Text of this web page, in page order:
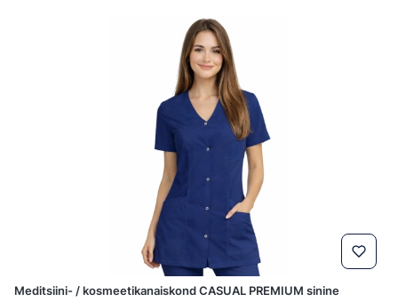
Meditsiini- / kosmeetikanaiskond CASUAL PREMIUM sinine